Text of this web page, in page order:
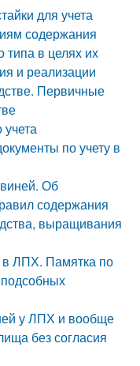
для учета
содержания
типа в целях их
и реализации
Первичные
учета
по учету в
Об
содержания
выращивания
ЛПХ. Памятка по
у ЛПХ и вообще
без согласия